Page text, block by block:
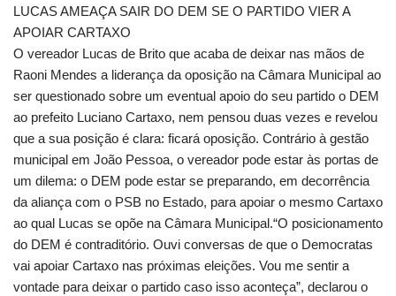
LUCAS AMEAÇA SAIR DO DEM SE O PARTIDO VIER A
APOIAR CARTAXO
O vereador Lucas de Brito que acaba de deixar nas mãos de
Raoni Mendes a liderança da oposição na Câmara Municipal ao
ser questionado sobre um eventual apoio do seu partido o DEM
ao prefeito Luciano Cartaxo, nem pensou duas vezes e revelou
que a sua posição é clara: ficará oposição. Contrário à gestão
municipal em João Pessoa, o vereador pode estar às portas de
um dilema: o DEM pode estar se preparando, em decorrência
da aliança com o PSB no Estado, para apoiar o mesmo Cartaxo
ao qual Lucas se opõe na Câmara Municipal.“O posicionamento
do DEM é contraditório. Ouvi conversas de que o Democratas
vai apoiar Cartaxo nas próximas eleições. Vou me sentir a
vontade para deixar o partido caso isso aconteça”, declarou o